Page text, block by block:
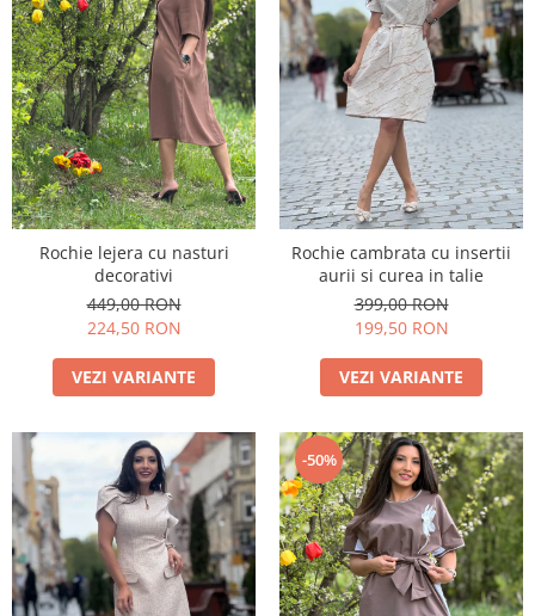
Rochie lejera cu nasturi
decorativi
449,00 RON
224,50 RON
VEZI VARIANTE
Rochie cambrata cu insertii
aurii si curea in talie
399,00 RON
199,50 RON
VEZI VARIANTE
-50%